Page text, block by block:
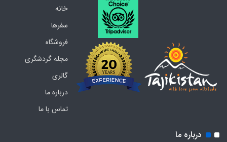
خانه
سفرها
فروشگاه
مجله گردشگری
گالری
درباره ما
تماس با ما
درباره ما